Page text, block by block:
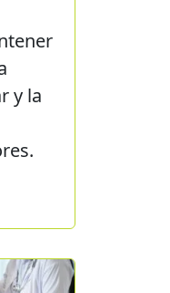
y la